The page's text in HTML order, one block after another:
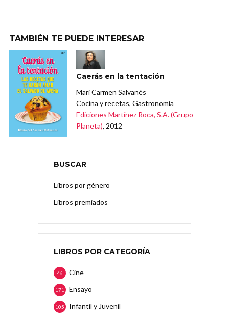
TAMBIÉN TE PUEDE INTERESAR
Caerás en la tentación
Mari Carmen Salvanés
Cocina y recetas, Gastronomía
Ediciones Martínez Roca, S.A. (Grupo
Planeta), 2012
BUSCAR
Libros por género
Libros premiados
LIBROS POR CATEGORÍA
Cine
46
Ensayo
171
Infantil y Juvenil
105